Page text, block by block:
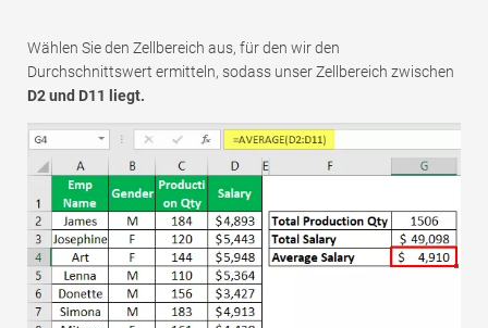
Wählen Sie den Zellbereich aus, für den wir den
Durchschnittswert ermitteln, sodass unser Zellbereich zwischen
D2 und D11 liegt.